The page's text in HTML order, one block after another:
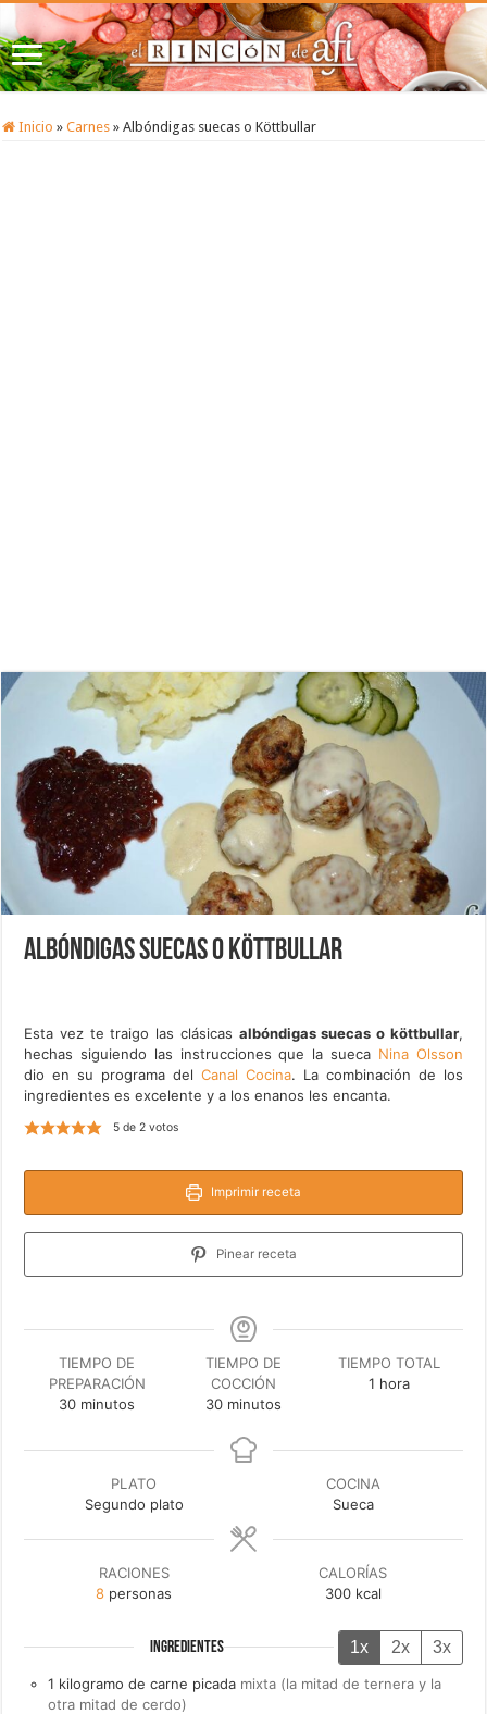
Inicio » Carnes » Albóndigas suecas o Köttbullar
Albóndigas suecas o Köttbullar
Esta vez te traigo las clásicas albóndigas suecas o köttbullar,
hechas siguiendo las instrucciones que la sueca Nina Olsson
dio en su programa del Canal Cocina. La combinación de los
ingredientes es excelente y a los enanos les encanta.
5de 2votos
Imprimir receta
Pinear receta
TIEMPO DE
PREPARACIÓN
30minutos
minutos
TIEMPO DE
COCCIÓN
30minutos
minutos
TIEMPO TOTAL
1 hora
hora
PLATO
Segundo plato
COCINA
Sueca
RACIONES
8 personas
CALORÍAS
300 kcal
INGREDIENTES 1x 2x 3x
1 kilogramo de carne picada mixta (la mitad de ternera y la
otra mitad de cerdo)